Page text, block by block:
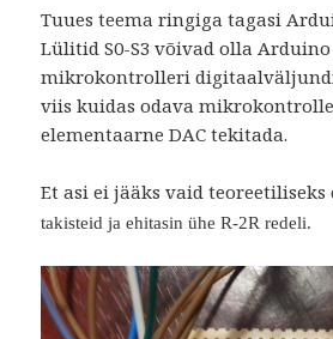
Tuues teema ringiga tagasi
Lülitid S0-S3 võivad olla
mikrokontrolleri
viis kuidas odava
elementaarne DAC tekitada.
Et asi ei jääks vaid teoreetiliseks
takisteid ja ehitasin ühe R-2R redeli.